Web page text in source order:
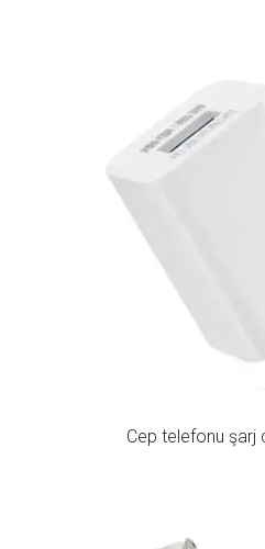
Cep telefonu şarj